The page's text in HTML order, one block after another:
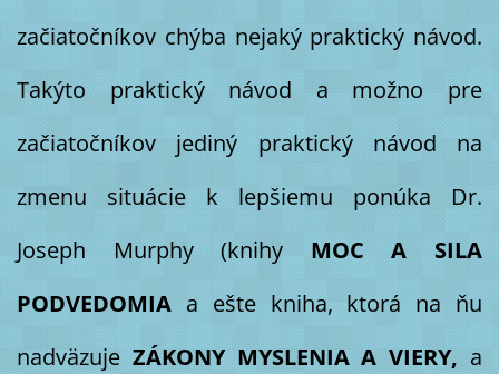
začiatočníkov chýba nejaký praktický návod.
Takýto praktický návod a možno pre
začiatočníkov jediný praktický návod na
zmenu situácie k lepšiemu ponúka Dr.
Joseph Murphy (knihy MOC A SILA
PODVEDOMIAa ešte kniha, ktorá na ňu
nadväzuje ZÁKONY MYSLENIA A VIERY, a